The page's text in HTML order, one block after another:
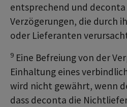
entsprechend und
Verzögerungen, die durch
oder Lieferanten
9 Eine Befreiung von der
Einhaltung eines
wird nicht gewährt, wenn
dass deconta die